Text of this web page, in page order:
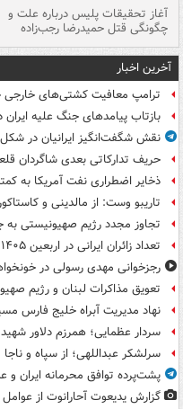
آغاز تحقیقات پلیس درباره علت و
چگونگی قتل حمیدرضا رجب‌زاده
آخرین اخبار
ترامپ معافیت کشتی‌های خارجی
بازتاب پیامدهای جنگ علیه
نقش شگفت‌انگیز ایرانیان در
حریف تدارکاتی بعدی شاگردان
ذخایر اضطراری نفت آمریکا به
تاریبو وست: از مالدینی و
تجاوز مجدد رژیم صهیونیستی به
تعداد زائران ایرانی در اربعین ۱۴۰۵
رجزخوانی مهدی رسولی در
تعویق مذاکرات لبنان و رژیم
نهاد مدیریت آبراه خلیج فارس
سردار عظمایی؛ همرزم دلاور
سرلشکر عبداللهی؛ از سپاه و
پشت‌پرده توافق محرمانه ایران و
گزارش یدیعوت آحارانوت از عوامل